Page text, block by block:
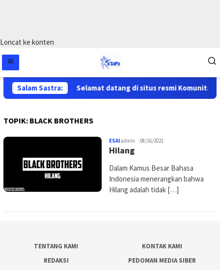
Loncat ke konten
Salam Sastra: Selamat datang di situs resmi Komunitas
TOPIK: BLACK BROTHERS
ESAIadmin 08/16/2021
Hilang
Dalam Kamus Besar Bahasa
Indonesia menerangkan bahwa
Hilang adalah tidak […]
TENTANG KAMI
KONTAK KAMI
REDAKSI
PEDOMAN MEDIA SIBER